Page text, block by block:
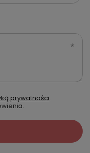
prywatności.